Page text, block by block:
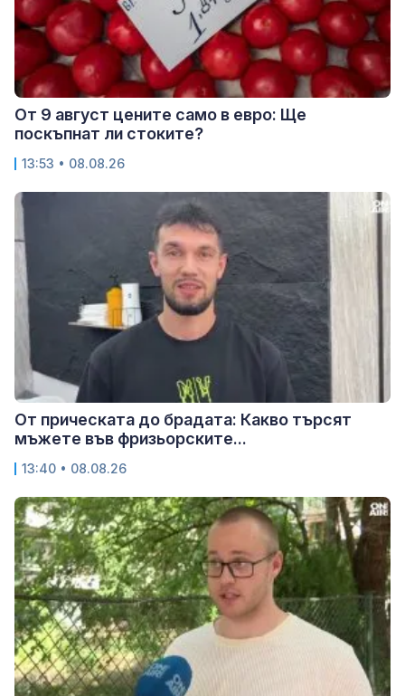
От 9 август цените само в евро: Ще
поскъпнат ли стоките?
13:53 • 08.08.26
От прическата до брадата: Какво търсят
мъжете във фризьорските...
13:40 • 08.08.26